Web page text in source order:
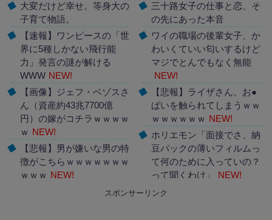
大変だけど幸せ。等身大の
子育て物語。
【速報】ワンピースの「世
界に5種しかない飛行能
力」発言の謎が解ける
WWW NEW!
【画像】ジェフ・ベゾスさ
ん（資産約43兆7700億
円）の嫁がコチラｗｗｗｗ
ｗ NEW!
【悲報】男が嫌いな男の特
徴がこちらｗｗｗｗｗｗｗ
ｗｗｗ NEW!
Powered by livedoor 相互
三十路女子の仕事と恋、そ
の先にあった本音
ワイの職場の後輩女子、か
わいくていい匂いするけど
マジでとんでもなく無能
NEW!
【悲報】ライザさん、お●
ぱいを触られてしまうｗｗ
ｗｗｗｗｗｗ NEW!
ホリエモン「面接でさ、納
豆パックの薄いフィルムっ
て何のために入っていの？
って聞くわけ」
NEW!
Powered by livedoor 相互
スポンサーリンク